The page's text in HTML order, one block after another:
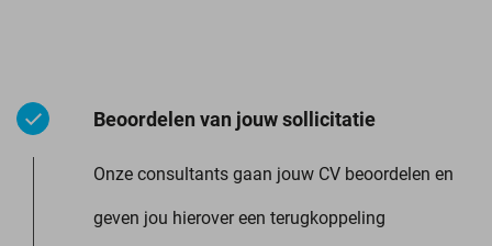
Beoordelen van jouw sollicitatie
Onze consultants gaan jouw CV beoordelen en
geven jou hierover een terugkoppeling